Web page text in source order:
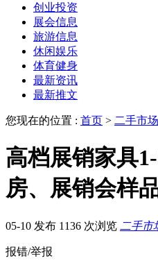
创业投资
展会信息
旅游信息
休闲娱乐
体育健身
最新资讯
最新推文
您现在的位置 : 首页 > 二手市场
高档展销家具
房、展销会样
05-10 发布 1136 次浏览 二手市
报错/举报